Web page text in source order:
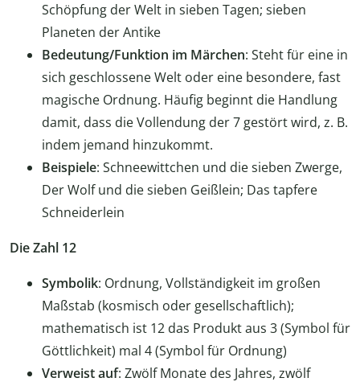
Schöpfung der Welt in sieben Tagen; sieben
Planeten der Antike
Bedeutung/Funktion im Märchen: Steht für eine in
sich geschlossene Welt oder eine besondere, fast
magische Ordnung. Häufig beginnt die Handlung
damit, dass die Vollendung der 7 gestört wird, z. B.
indem jemand hinzukommt.
Beispiele: Schneewittchen und die sieben Zwerge,
Der Wolf und die sieben Geißlein; Das tapfere
Schneiderlein
Die Zahl 12
Symbolik: Ordnung, Vollständigkeit im großen
Maßstab (kosmisch oder gesellschaftlich);
mathematisch ist 12 das Produkt aus 3 (Symbol für
Göttlichkeit) mal 4 (Symbol für Ordnung)
Verweist auf: Zwölf Monate des Jahres, zwölf